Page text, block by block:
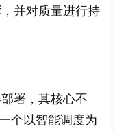
，并对质量进行持
署，其核心不
个以智能调度为